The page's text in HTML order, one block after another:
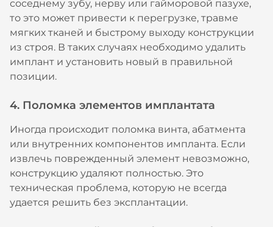
соседнему зубу, нерву или гайморовой пазухе,
то это может привести к перегрузке, травме
мягких тканей и быстрому выходу конструкции
из строя. В таких случаях необходимо удалить
имплант и установить новый в правильной
позиции.
4. Поломка элементов имплантата
Иногда происходит поломка винта, абатмента
или внутренних компонентов импланта. Если
извлечь поврежденный элемент невозможно,
конструкцию удаляют полностью. Это
техническая проблема, которую не всегда
удается решить без эксплантации.